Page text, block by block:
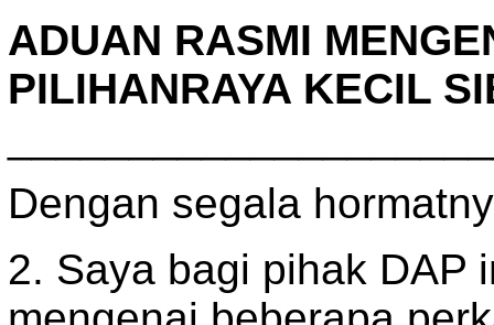
ADUAN RASMI
PILIHANRAYA KECIL
Dengan segala
2. Saya bagi pihak DAP